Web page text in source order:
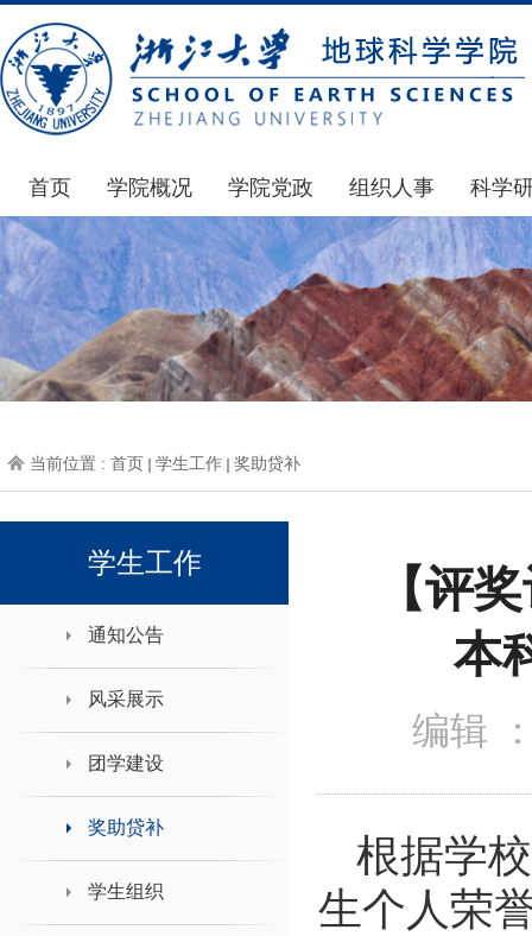
首页 学院概况
学院简介
发展简史
组织机构
师资力量
学院院刊
学院党政
通知公告
学院发文
党委会议纪要
党政联席会议纪要
人力资源会议纪要
办事指南
组织人事
通知公告
博士后管理
人才招聘
年度考核
下载专区
科学
国家
科研
通知
科研
地科
当前位置 : 首页 学生工作 奖助贷补
学生工作
通知公告
风采展示
团学建设
奖助贷补
学生组织
【评
本
编辑
根据学
生个人荣